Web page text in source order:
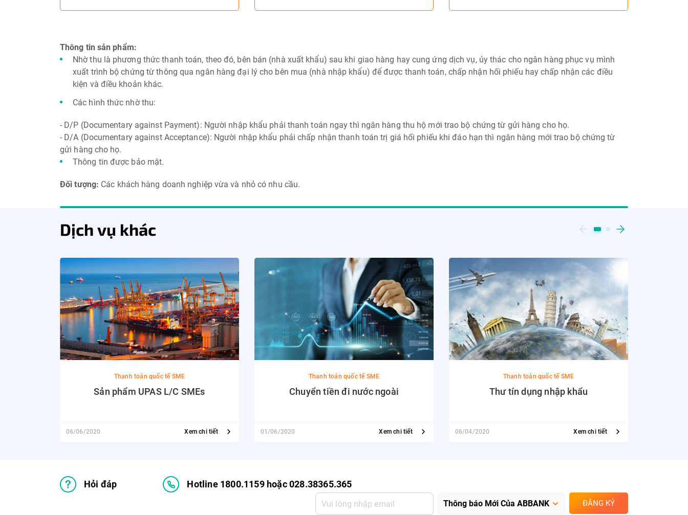
Thông tin sản phẩm:
Nhờ thu là phương thức thanh toán, theo đó, bên bán (nhà xuất khẩu) sau khi giao hàng hay cung ứng dịch vụ, ủy thác cho ngân hàng phục vụ mình
xuất trình bộ chứng từ thông qua ngân hàng đại lý cho bên mua (nhà nhập khẩu) để được thanh toán, chấp nhận hối phiếu hay chấp nhận các điều
kiện và điều khoản khác.
Các hình thức nhờ thu:
- D/P (Documentary against Payment): Người nhập khẩu phải thanh toán ngay thì ngân hàng thu hộ mới trao bộ chứng từ gửi hàng cho họ.
- D/A (Documentary against Acceptance): Người nhập khẩu phải chấp nhận thanh toán trị giá hối phiếu khi đáo hạn thì ngân hàng mới trao bộ chứng từ
gửi hàng cho họ.
Thông tin được bảo mật.
Đối tượng: Các khách hàng doanh nghiệp vừa và nhỏ có nhu cầu.
Dịch vụ khác
Thanh toán quốc tế SME
Sản phẩm UPAS L/C SMEs
06/06/2020 Xem chi tiết
Thanh toán quốc tế SME
Chuyển tiền đi nước ngoài
01/06/2020 Xem chi tiết
Thanh toán quốc tế SME
Thư tín dụng nhập khẩu
06/04/2020 Xem chi tiết
Hỏi đáp Hotline 1800.1159 hoặc 028.38365.365
ĐĂNG KÝ